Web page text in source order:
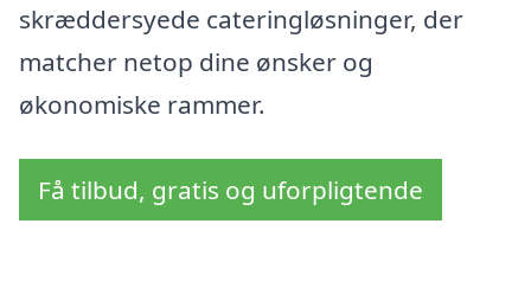
skræddersyede cateringløsninger, der
matcher netop dine ønsker og
økonomiske rammer.
Få tilbud, gratis og uforpligtende